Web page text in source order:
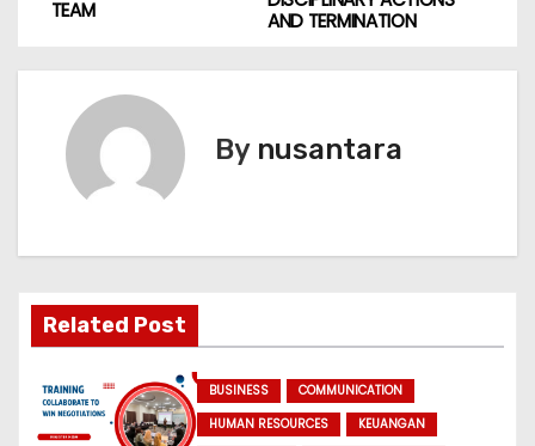
o
s
v
a
AND TERMINATION
TEAM
By nusantara
Related Post
BUSINESS
COMMUNICATION
HUMAN RESOURCES
KEUANGAN